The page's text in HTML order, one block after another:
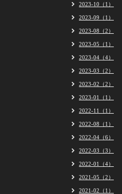
2023-10（1）
2023-09（1）
2023-08（2）
2023-05（1）
2023-04（4）
2023-03（2）
2023-02（2）
2023-01（1）
2022-11（1）
2022-08（1）
2022-04（6）
2022-03（3）
2022-01（4）
2021-05（2）
2021-02（1）